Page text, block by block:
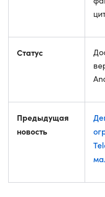
Статус
Предыдущая
новость